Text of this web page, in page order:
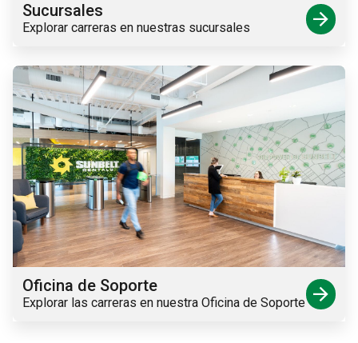
Sucursales
Explorar carreras en nuestras sucursales arrow_forward
Oficina de Soporte
Explorar las carreras en nuestra Oficina de Soporte arrow_forward